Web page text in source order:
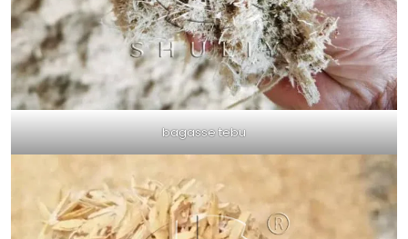
bagasse tebu